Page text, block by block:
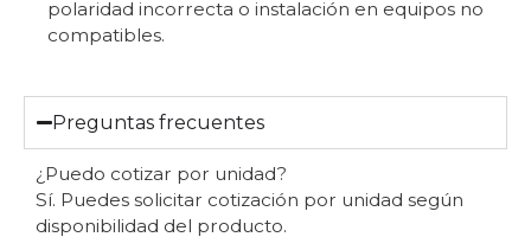
polaridad incorrecta o instalación en equipos no
compatibles.
Preguntas frecuentes
¿Puedo cotizar por unidad?
Sí. Puedes solicitar cotización por unidad según
disponibilidad del producto.